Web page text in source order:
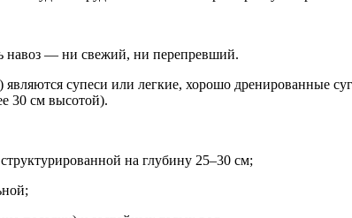
навоз — ни свежий, ни перепревший.
супеси или легкие, хорошо дренированные
30 см высотой).
на глубину 25–30 см;